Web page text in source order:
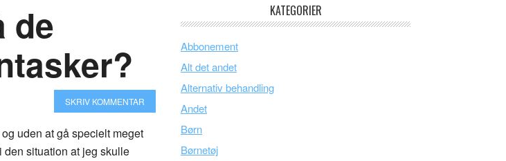
de
SKRIV KOMMENTAR
uden at gå specielt meget
den situation at jeg skulle
KATEGORIER
Abbonement
Alt det andet
Alternativ behandling
Andet
Børn
Børnetøj